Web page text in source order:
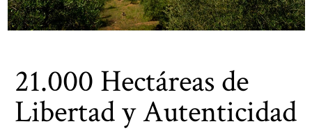
21.000 Hectáreas de
Libertad y Autenticidad